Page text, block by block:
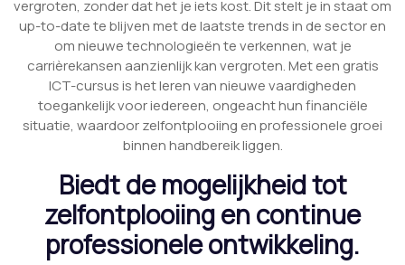
vergroten, zonder dat het je iets kost. Dit stelt je in staat om
up-to-date te blijven met de laatste trends in de sector en
om nieuwe technologieën te verkennen, wat je
carrièrekansen aanzienlijk kan vergroten. Met een gratis
ICT-cursus is het leren van nieuwe vaardigheden
toegankelijk voor iedereen, ongeacht hun financiële
situatie, waardoor zelfontplooiing en professionele groei
binnen handbereik liggen.
Biedt de mogelijkheid tot
zelfontplooiing en continue
professionele ontwikkeling.